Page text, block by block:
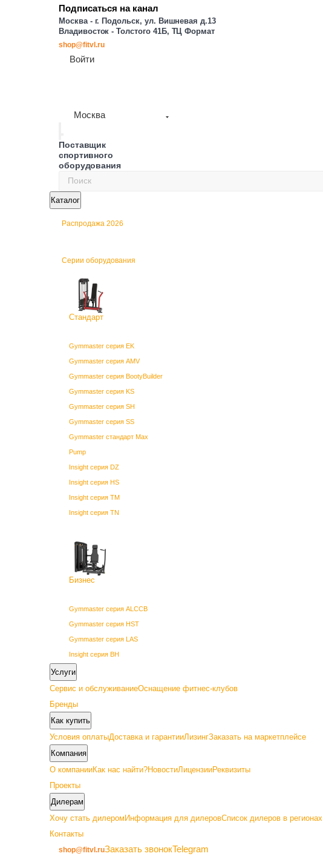
Подписаться на канал
Москва - г. Подольск, ул. Вишневая д.13
Владивосток - Толстого 41Б, ТЦ Формат
shop@fitvl.ru
Войти
Москва
Поставщик
спортивного
оборудования
Каталог
Распродажа 2026
Серии оборудования
Стандарт
Gymmaster серия EK
Gymmaster серия AMV
Gymmaster серия BootyBuilder
Gymmaster серия KS
Gymmaster серия SH
Gymmaster серия SS
Gymmaster стандарт Max
Pump
Insight серия DZ
Insight серия HS
Insight серия TM
Insight серия TN
Бизнес
Gymmaster серия ALCCB
Gymmaster серия HST
Gymmaster серия LAS
Insight серия BH
Insight серия BL
Insight серия PL
SHUA 68 серия
SHUA 69 серия
Vertex серия GETN
Премиум
Услуги
Сервис и обслуживаниеОснащение фитнес-клубов
Бренды
Как купить
Условия оплатыДоставка и гарантииЛизингЗаказать на маркетплейсе
Компания
О компанииКак нас найти?НовостиЛицензииРеквизиты
Проекты
Дилерам
Хочу стать дилером Информация для дилеровСписок дилеров в регионах
Контакты
shop@fitvl.ruЗаказать звонокTelegram